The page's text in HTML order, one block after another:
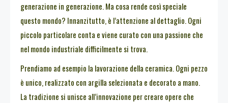
generazione in generazione. Ma cosa rende così speciale
questo mondo? Innanzitutto, è l’attenzione al dettaglio. Ogni
piccolo particolare conta e viene curato con una passione che
nel mondo industriale difficilmente si trova.
Prendiamo ad esempio la lavorazione della ceramica. Ogni pezzo
è unico, realizzato con argilla selezionata e decorato a mano.
La tradizione si unisce all’innovazione per creare opere che